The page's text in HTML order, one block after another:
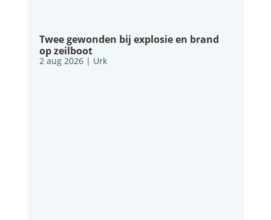
Twee gewonden bij explosie en brand
op zeilboot
2 aug 2026| Urk